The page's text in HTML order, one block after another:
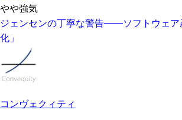
やや強気
ジェンセンの丁寧な警告——ソフトウェア
化」
コンヴェクィティ